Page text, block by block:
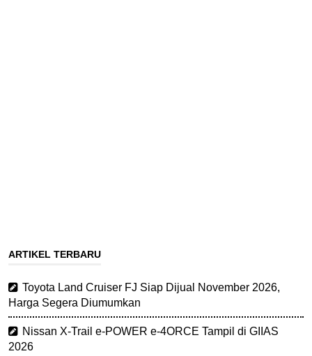
ARTIKEL TERBARU
Toyota Land Cruiser FJ Siap Dijual November 2026,
Harga Segera Diumumkan
Nissan X-Trail e-POWER e-4ORCE Tampil di GIIAS
2026